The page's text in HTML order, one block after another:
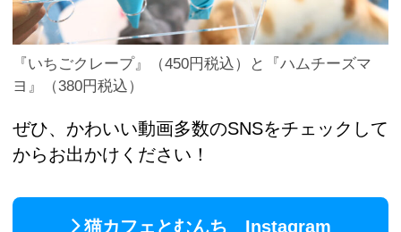
『いちごクレープ』（450円税込）と『ハムチーズマ
ヨ』（380円税込）
ぜひ、かわいい動画多数のSNSをチェックして
からお出かけください！
猫カフェとむんち Instagram